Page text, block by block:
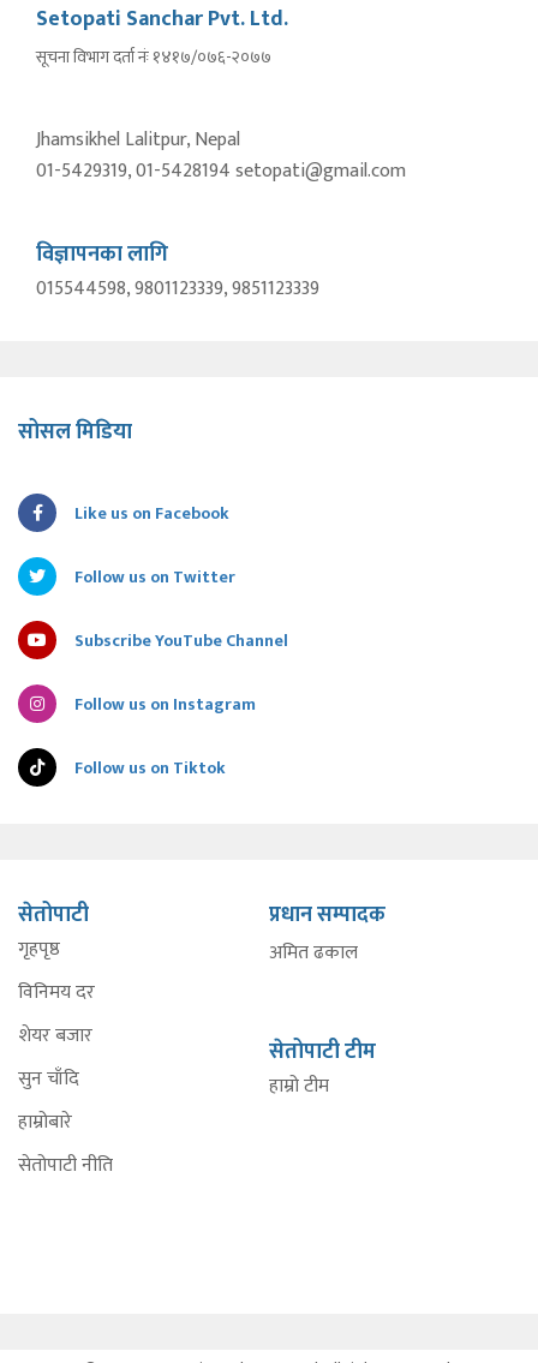
Setopati Sanchar Pvt. Ltd.
सूचना विभाग दर्ता नंः १४१७/०७६-२०७७
Jhamsikhel Lalitpur, Nepal
01-5429319, 01-5428194 setopati@gmail.com
विज्ञापनका लागि
015544598, 9801123339, 9851123339
सोसल मिडिया
Like us on Facebook
Follow us on Twitter
Subscribe YouTube Channel
Follow us on Instagram
Follow us on Tiktok
सेतोपाटी
गृहपृष्ठ
विनिमय दर
शेयर बजार
सुन चाँदि
हाम्रोबारे
सेतोपाटी नीति
प्रधान सम्पादक
अमित ढकाल
सेतोपाटी टीम
हाम्रो टीम